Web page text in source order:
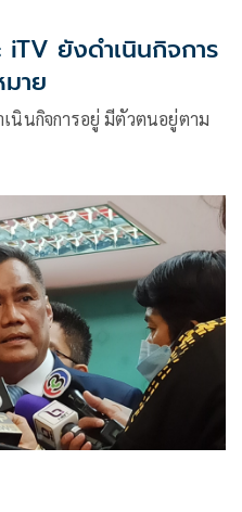
ยังดำเนินกิจการ
าย
นินกิจการอยู่ มีตัวตนอยู่ตาม